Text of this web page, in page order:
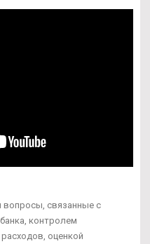
вопросы, связанные с
контролем
оценкой